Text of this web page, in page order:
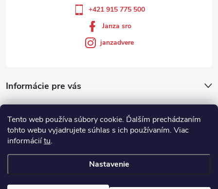
Tento web používa súbory cookie. Ďalším prechádzaním
tohto webu vyjadrujete súhlas s ich používaním. Viac
informáciítu.
Nastavenie
Informácie pre vás
+421 915 775 500
Janza sro
janzadvere
Showroom